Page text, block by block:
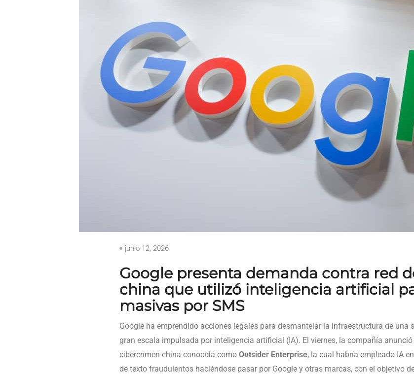
junio 12, 2026
Google presenta demanda contra red
china que utilizó inteligencia artificial
masivas por SMS
Google ha emprendido acciones legales para desmantelar la infraestructura de una
gran escala impulsada por inteligencia artificial (IA). El viernes, la compañía
cibercrimen china conocida como Outsider Enterprise, la cual habría empleado IA
de texto fraudulentos haciéndose pasar por Google y otras marcas, con el objetivo